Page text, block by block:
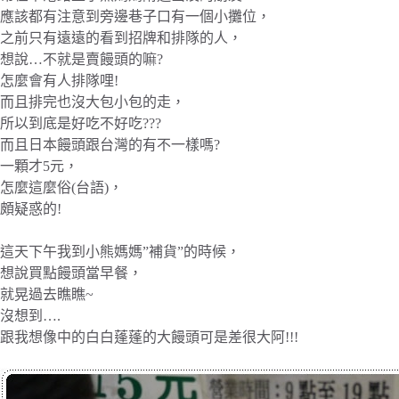
應該都有注意到旁邊巷子口有一個小攤位，
之前只有遠遠的看到招牌和排隊的人，
想說…不就是賣饅頭的嘛?
怎麼會有人排隊哩!
而且排完也沒大包小包的走，
所以到底是好吃不好吃???
而且日本饅頭跟台灣的有不一樣嗎?
一顆才5元，
怎麼這麼俗(台語)，
頗疑惑的!
這天下午我到小熊媽媽”補貨”的時候，
想說買點饅頭當早餐，
就晃過去瞧瞧~
沒想到….
跟我想像中的白白蓬蓬的大饅頭可是差很大阿!!!